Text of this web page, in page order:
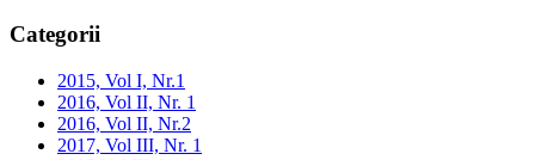
Categorii
2015, Vol I, Nr.1
2016, Vol II, Nr. 1
2016, Vol II, Nr.2
2017, Vol III, Nr. 1